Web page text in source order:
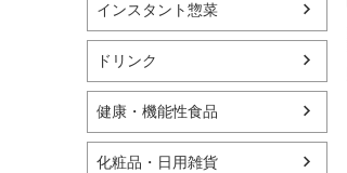
インスタント惣菜
ドリンク
健康・機能性食品
化粧品・日用雑貨